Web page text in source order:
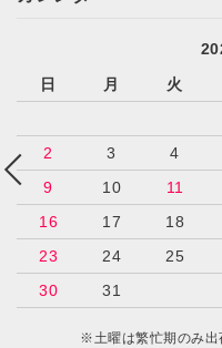
日
月 火
2
3 4
9
10 11
16
17 18
23
24 25
30
31
※土曜は繁忙期のみ出